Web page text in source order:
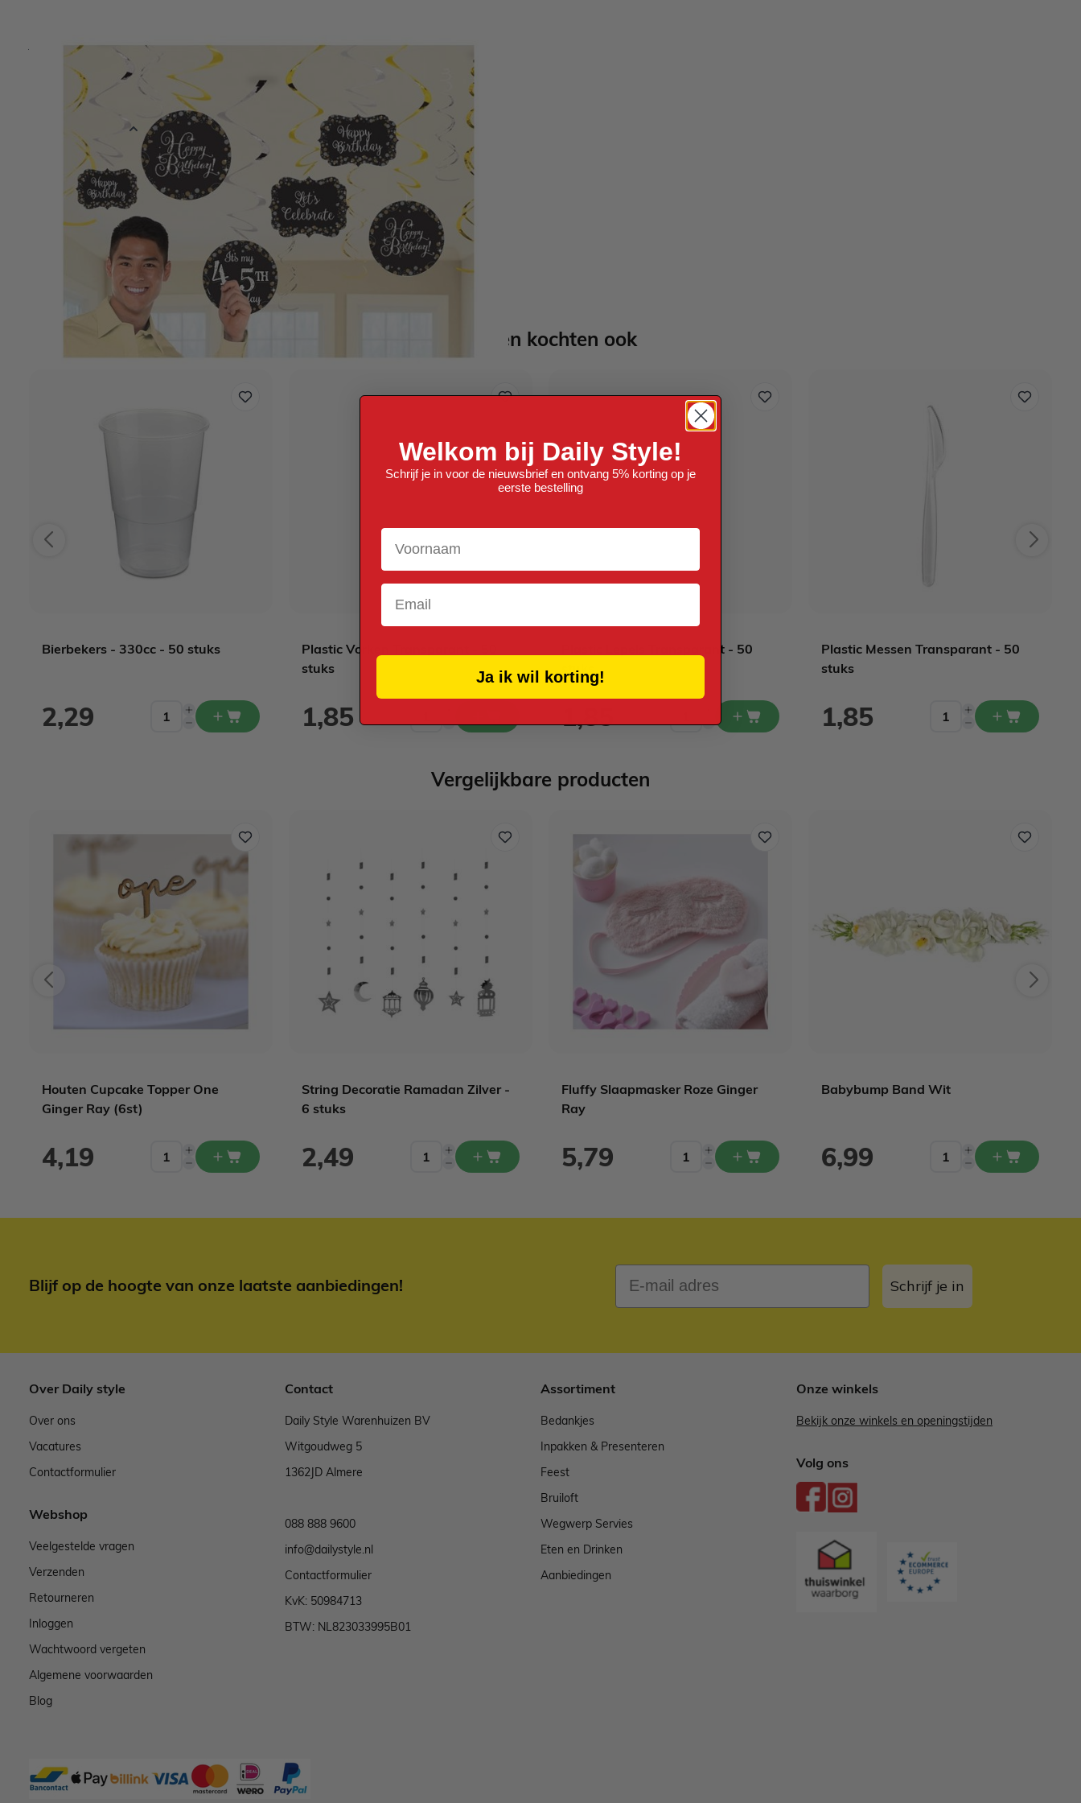
je elke gewenste leeftijd erop plakken. De set bestaat uit:
6x swirl decoratie
3x swirl staartjes (17,7 cm)
3x swirl staartjes (12,7 cm)
013051779559
Zwart
Verpakt per 12 stuks
Anderen kochten ook
Bierbekers - 330cc - 50 stuks
2,29
Plastic Vorken Transparant - 50
stuks
1,85
Plastic Lepels Transparant - 50
stuks
1,85
Plastic Messen Transparant - 50
stuks
1,85
Vergelijkbare producten
Houten Cupcake Topper One
Ginger Ray (6st)
4,19
String Decoratie Ramadan Zilver -
6 stuks
2,49
Fluffy Slaapmasker Roze Ginger
Ray
5,79
Babybump Band Wit
6,99
Blijf op de hoogte van onze laatste aanbiedingen!
E-mail adres
Schrijf je in
Over Daily style
Over ons
Vacatures
Contactformulier
Webshop
Veelgestelde vragen
Verzenden
Retourneren
Inloggen
Wachtwoord vergeten
Algemene voorwaarden
Blog
Contact
Daily Style Warenhuizen BV
Witgoudweg 5
1362JD Almere
088 888 9600
info@dailystyle.nl
Contactformulier
KvK: 50984713
BTW: NL823033995B01
Assortiment
Bedankjes
Inpakken & Presenteren
Feest
Bruiloft
Wegwerp Servies
Eten en Drinken
Aanbiedingen
Onze winkels
Bekijk onze winkels en openingstijden
Volg ons
Welkom bij Daily Style!
Schrijf je in voor de nieuwsbrief en ontvang 5% korting op je
eerste bestelling
Voornaam
Email
Ja ik wil korting!